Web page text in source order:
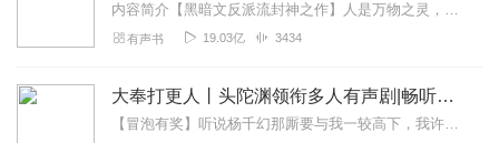
内容简介【黑暗文反派流封神之作】人是万物之灵，蛊是天地真精。一个穿越者不断重生的故事。一个养蛊、炼蛊、用蛊的奇特世界。配音组（男角色）老宝玉旁白...
有声书 19.03亿 3434
大奉打更人丨头陀渊领衔多人有声剧|畅听全集|王鹤棣、田曦薇主演影视剧原著|卖报小郎君
【冒泡有奖】听说杨千幻那厮要与我一较高下，我许七安要开始装叉了！快进入声音播放页戳下方输入框，冒个泡偷偷告诉我，我要用哪些诗词才能胜过他？说得好的，有赏！202...